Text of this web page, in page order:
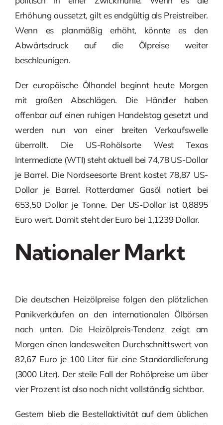
Erhöhung aussetzt, gilt es endgültig als Preistreiber.
Wenn es planmäßig erhöht, könnte es den
Abwärtsdruck auf die Ölpreise weiter
beschleunigen.
Der europäische Ölhandel beginnt heute Morgen
mit großen Abschlägen. Die Händler haben
offenbar auf einen ruhigen Handelstag gesetzt und
werden nun von einer breiten Verkaufswelle
überrollt. Die US-Rohölsorte West Texas
Intermediate (WTI) steht aktuell bei 74,78 US-Dollar
je Barrel. Die Nordseesorte Brent kostet 78,87 US-
Dollar je Barrel. Rotterdamer Gasöl notiert bei
653,50 Dollar je Tonne. Der US-Dollar ist 0,8895
Euro wert. Damit steht der Euro bei 1,1239 Dollar.
Nationaler Markt
Die deutschen Heizölpreise folgen den plötzlichen
Panikverkäufen an den internationalen Ölbörsen
nach unten. Die Heizölpreis-Tendenz zeigt am
Morgen einen landesweiten Durchschnittswert von
82,67 Euro je 100 Liter für eine Standardlieferung
(3000 Liter). Der steile Fall der Rohölpreise um über
vier Prozent ist also noch nicht vollständig sichtbar.
Gestern blieb die Bestellaktivität auf dem üblichen